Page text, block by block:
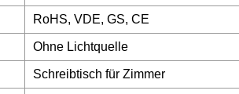
RoHS, VDE, GS, CE
Ohne Lichtquelle
Schreibtisch für Zimmer